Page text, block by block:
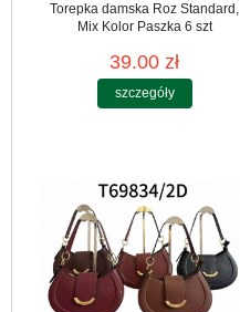
Torepka damska Roz Standard,
Mix Kolor Paszka 6 szt
39.00 zł
szczegóły